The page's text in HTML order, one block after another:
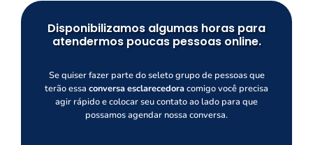
Disponibilizamos algumas horas para
atendermos poucas pessoas online.
Se quiser fazer parte do seleto grupo de pessoas que
terão essa conversa esclarecedoracomigo você precisa
agir rápido e colocar seu contato ao lado para que
possamos agendar nossa conversa.